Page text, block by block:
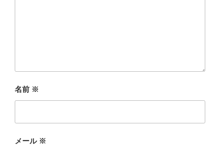
名前 ※
メール ※